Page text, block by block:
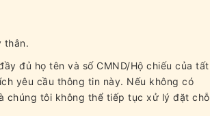
thân.
đủ họ tên và số CMND/Hộ chiếu của tất
yêu cầu thông tin này. Nếu không có
chúng tôi không thể tiếp tục xử lý đặt chỗ